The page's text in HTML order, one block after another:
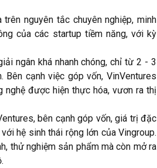
nguyên tắc chuyên nghiệp, minh
của các startup tiềm năng, với kỳ
ngân khá nhanh chóng, chỉ từ 2 - 3
cạnh việc góp vốn, VinVentures
được hiện thực hóa, vươn ra thị
bên cạnh góp vốn, giá trị đặc
hệ sinh thái rộng lớn của Vingroup.
thử nghiệm sản phẩm mà còn mở ra